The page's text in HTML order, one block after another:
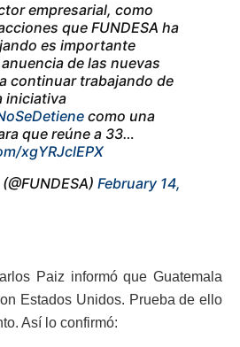
empresarial, como
que FUNDESA ha
es importante
de las nuevas
continuar trabajando de
iniciativa
como una
que reúne a 33…
xgYRJclEPX
February 14,
Paiz informó que Guatemala
Estados Unidos. Prueba de ello
Así lo confirmó: